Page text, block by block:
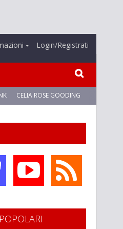
Login/Registrati
CELIA ROSE GOODING